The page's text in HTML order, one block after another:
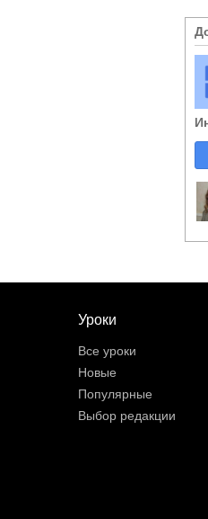
Уроки
Все уроки
Новые
Популярные
Выбор редакции